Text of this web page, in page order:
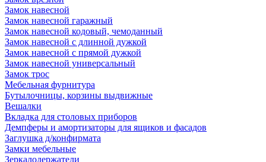
Замок навесной
Замок навесной гаражный
Замок навесной кодовый, чемоданный
Замок навесной с длинной дужкой
Замок навесной с прямой дужкой
Замок навесной универсальный
Замок трос
Мебельная фурнитура
Бутылочницы, корзины выдвижные
Вешалки
Вкладка для столовых приборов
Демпферы и амортизаторы для ящиков и фасадов
Заглушка д/конфирмата
Замки мебельные
Зеркалодержатели